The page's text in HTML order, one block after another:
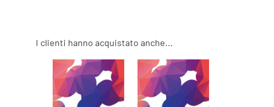
I clienti hanno acquistato anche...